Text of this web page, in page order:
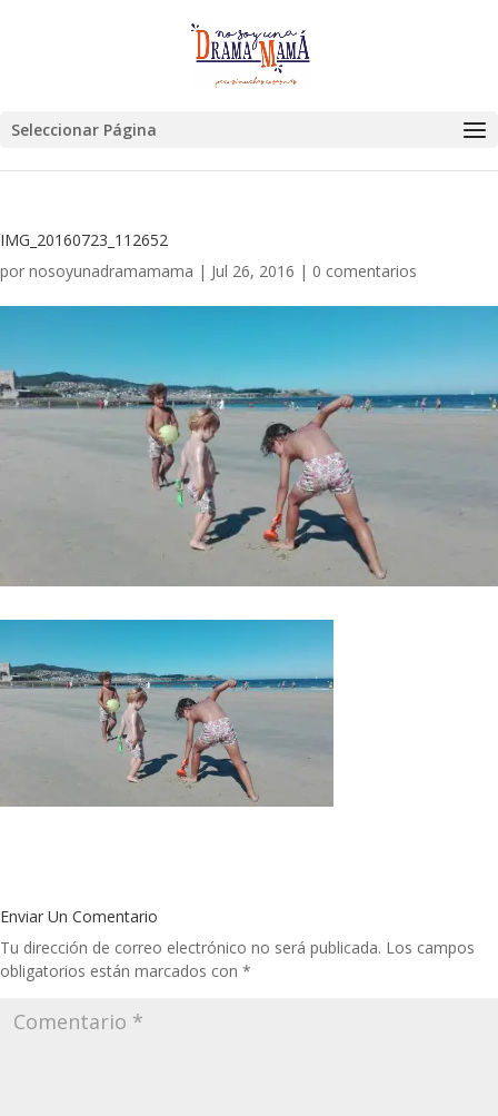
Seleccionar Página
IMG_20160723_112652
por nosoyunadramamama | Jul 26, 2016 | 0 comentarios
Enviar Un Comentario
Tu dirección de correo electrónico no será publicada. Los campos
obligatorios están marcados con *